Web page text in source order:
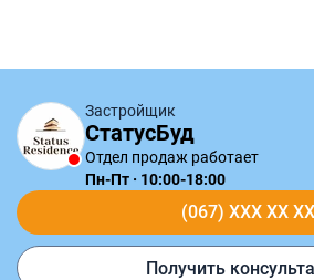
Застройщик
СтатусБуд
Отдел продаж работает
Пн-Пт · 10:00-18:00
(067) XXX XX XX
Получить